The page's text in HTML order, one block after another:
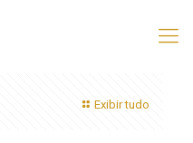
Exibir tudo